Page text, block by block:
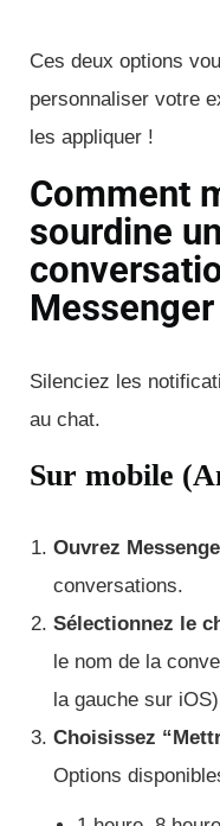
Ces deux options
personnaliser votre
les appliquer !
Comment
sourdine
Messenger
Silenciez les
au chat.
Sur mobile
Ouvrez
conversations.
Sélectionnez le
le nom de la
la gauche sur
Choisissez
Options